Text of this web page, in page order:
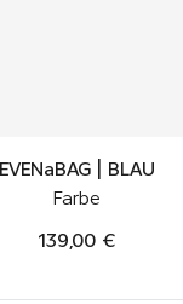
EVENaBAG | BLAU
Farbe
139,00 €